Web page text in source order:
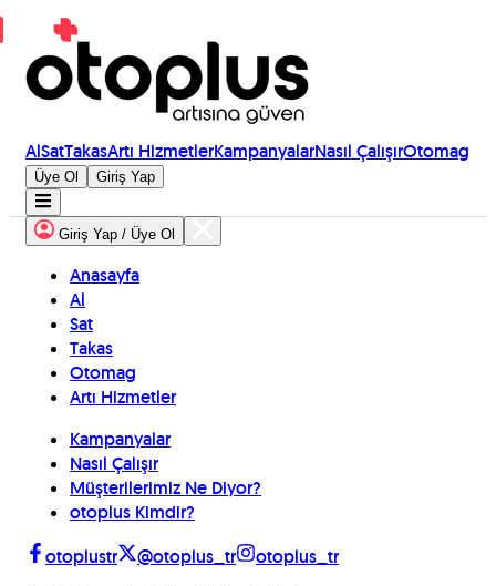
AlSatTakasArtı HizmetlerKampanyalarNasıl ÇalışırOtomag
Üye Ol Giriş Yap
Giriş Yap / Üye Ol
Anasayfa
Al
Sat
Takas
Otomag
Artı Hizmetler
Kampanyalar
Nasıl Çalışır
Müşterilerimiz Ne Diyor?
otoplus Kimdir?
otoplustr
@otoplus_tr
otoplus_tr